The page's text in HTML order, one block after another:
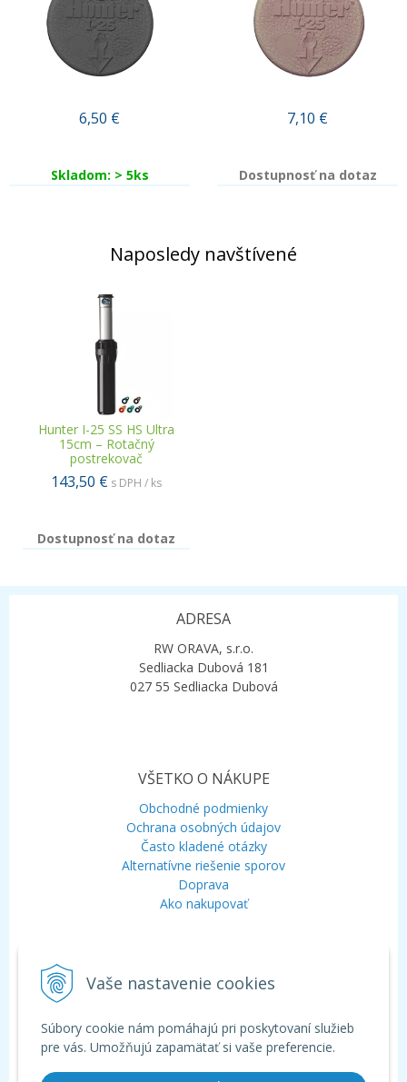
Vaše nastavenie cookies
Súbory cookie nám pomáhajú pri poskytovaní služieb
pre vás. Umožňujú zapamätať si vaše preferencie.
6,50 €
Skladom: > 5ks
7,10 €
Dostupnosť na dotaz
Naposledy navštívené
Hunter I-25 SS HS Ultra
15cm – Rotačný
postrekovač
143,50 € s DPH / ks
Dostupnosť na dotaz
ADRESA
RW ORAVA, s.r.o.
Sedliacka Dubová 181
027 55 Sedliacka Dubová
VŠETKO O NÁKUPE
Obchodné podmienky
Ochrana osobných údajov
Často kladené otázky
Alternatívne riešenie sporov
Doprava
Ako nakupovať
Mobil:+421 948 120 323
Chat:WhatsApp
Chat:Viber